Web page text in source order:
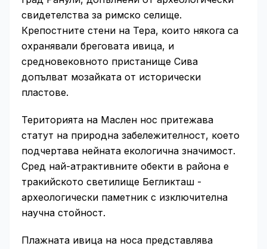
свидетелства за римско селище.
Крепостните стени на Тера, които някога са
охранявали бреговата ивица, и
средновековното пристанище Сива
допълват мозайката от исторически
пластове.
Територията на Маслен нос притежава
статут на природна забележителност, което
подчертава нейната екологична значимост.
Сред най-атрактивните обекти в района е
тракийското светилище Бегликташ -
археологически паметник с изключителна
научна стойност.
Плажната ивица на носа представлява